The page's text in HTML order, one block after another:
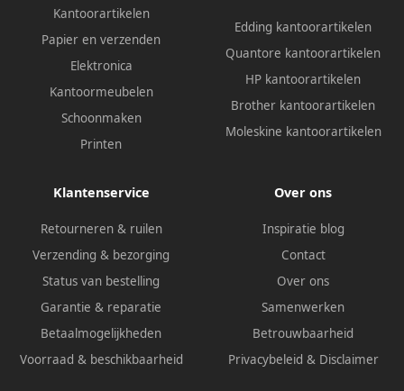
Kantoorartikelen
Papier en verzenden
Elektronica
Kantoormeubelen
Schoonmaken
Printen
Edding kantoorartikelen
Quantore kantoorartikelen
HP kantoorartikelen
Brother kantoorartikelen
Moleskine kantoorartikelen
Klantenservice
Retourneren & ruilen
Verzending & bezorging
Status van bestelling
Garantie & reparatie
Betaalmogelijkheden
Voorraad & beschikbaarheid
Over ons
Inspiratie blog
Contact
Over ons
Samenwerken
Betrouwbaarheid
Privacybeleid & Disclaimer